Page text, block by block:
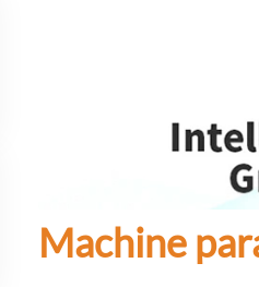
Machine